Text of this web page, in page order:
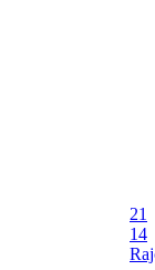
21
14